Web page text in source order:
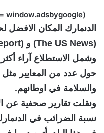
(adsbygoogle = window.adsbygoogle || []).push({});
الدنمارك المكان الافضل
(The US News) و (World Report).
حول عدد من المعايير مثل
والسلامة في اوطانهم.
ونقلت تقارير صحفية عن
نسبة الضرائب في